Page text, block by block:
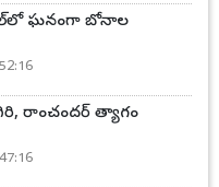
ఘనంగా బోనాల
రాంచందర్ త్యాగం